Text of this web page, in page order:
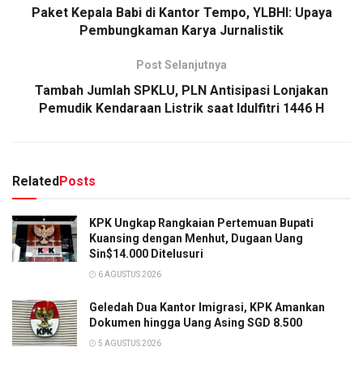
Paket Kepala Babi di Kantor Tempo, YLBHI: Upaya
Pembungkaman Karya Jurnalistik
Post Selanjutnya
Tambah Jumlah SPKLU, PLN Antisipasi Lonjakan
Pemudik Kendaraan Listrik saat Idulfitri 1446 H
RelatedPosts
KPK Ungkap Rangkaian Pertemuan Bupati
Kuansing dengan Menhut, Dugaan Uang
Sin$14.000 Ditelusuri
6 AGUSTUS 2026
Geledah Dua Kantor Imigrasi, KPK Amankan
Dokumen hingga Uang Asing SGD 8.500
5 AGUSTUS 2026